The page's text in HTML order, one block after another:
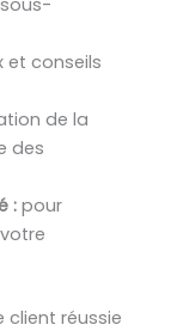
conseils
de la
des
:pour
client réussie